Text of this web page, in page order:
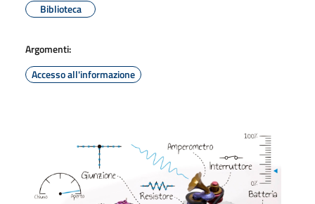
Biblioteca
Argomenti:
Accesso all'informazione